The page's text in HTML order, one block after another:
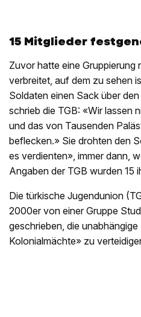
15 Mitglieder
Zuvor hatte eine
verbreitet, auf dem zu sehen
Soldaten einen Sack über
schrieb die TGB: «Wir lassen
und das von Tausenden
beflecken.» Sie drohten den
es verdienten», immer dann,
Angaben der TGB wurden 15
Die türkische Jugendunion
2000er von einer Gruppe
geschrieben, die
Kolonialmächte» zu